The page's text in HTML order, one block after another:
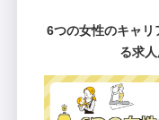
6つの女性のキャ
る求